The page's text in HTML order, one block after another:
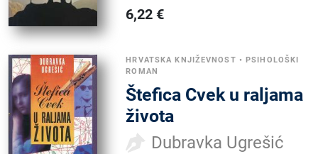
6,22 €
HRVATSKA KNJIŽEVNOST • PSIHOLOŠKI
ROMAN
Štefica Cvek u raljama
života
Dubravka Ugrešić